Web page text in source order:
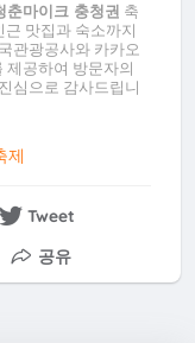
춘마이크 충청권 축
맛집과 숙소까지
관광공사와 카카오
제공하여 방문자의
심으로 감사드립니
제
Tweet
공유